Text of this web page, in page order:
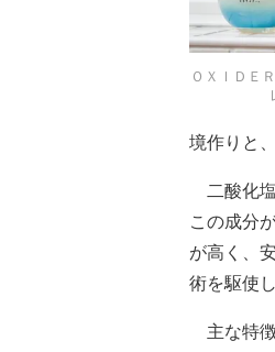
ＯＸＩＤＥ
境作りと
二酸化塩
この成分
が高く、
術を駆使
主な特徴